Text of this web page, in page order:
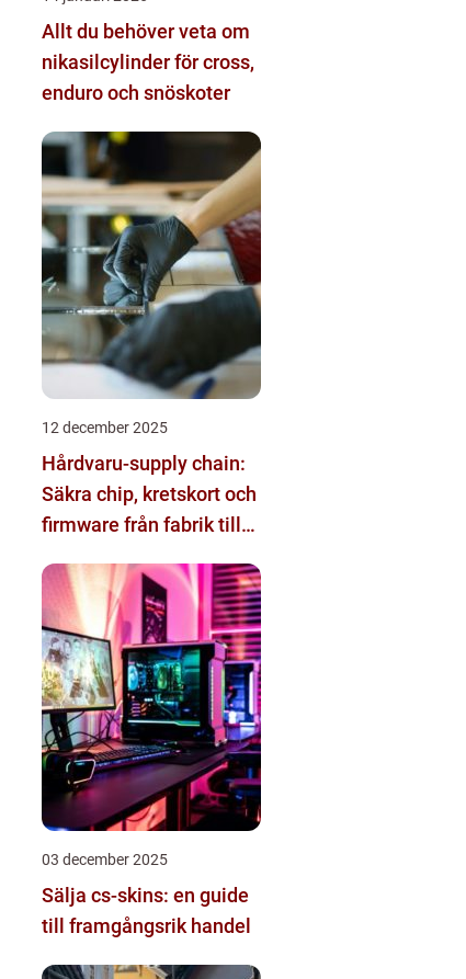
Allt du behöver veta om
nikasilcylinder för cross,
enduro och snöskoter
12 december 2025
Hårdvaru-supply chain:
Säkra chip, kretskort och
firmware från fabrik till
03 december 2025
Sälja cs-skins: en guide
till framgångsrik handel